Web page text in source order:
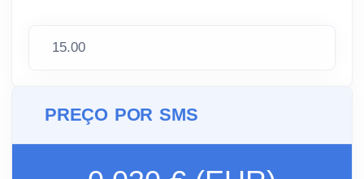
PREÇO POR SMS